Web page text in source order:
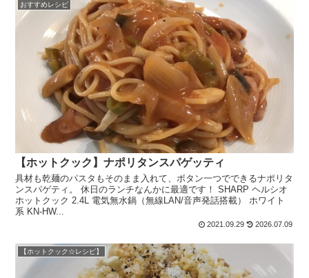
おすすめレシピ
【ホットクック】ナポリタンスパゲッティ
具材も乾麺のパスタもそのまま入れて、ボタン一つでできるナポリタ
ンスパゲティ。 休日のランチなんかに最適です！ SHARP ヘルシオ
ホットクック 2.4L 電気無水鍋（無線LAN/音声発話搭載） ホワイト
系 KN-HW...
2021.09.29 2026.07.09
【ホットクック☆レシピ】